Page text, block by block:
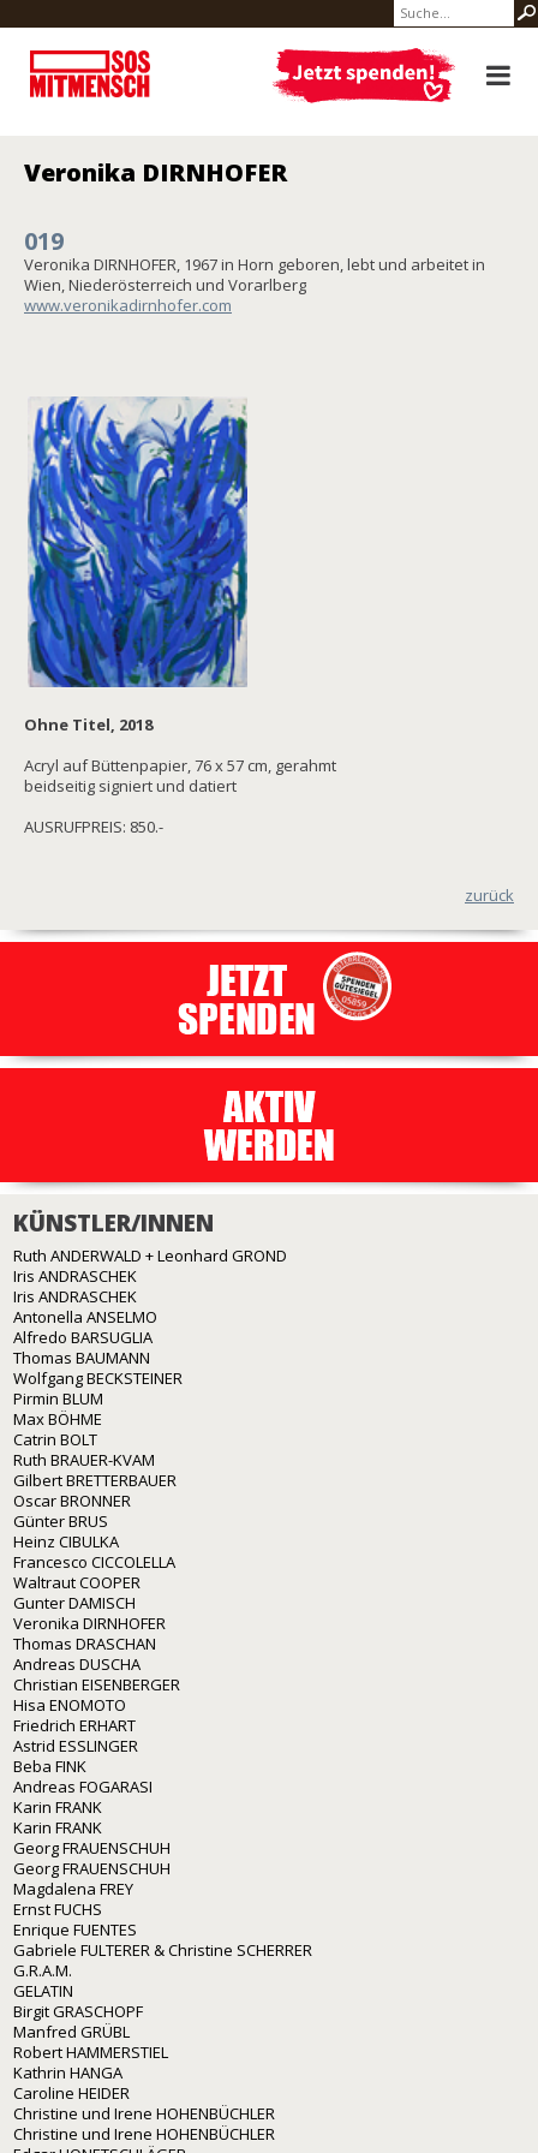
Veronika DIRNHOFER
019
Veronika DIRNHOFER, 1967 in Horn geboren, lebt und arbeitet in
Wien, Niederösterreich und Vorarlberg
www.veronikadirnhofer.com
Ohne Titel, 2018
Acryl auf Büttenpapier, 76 x 57 cm, gerahmt
beidseitig signiert und datiert
AUSRUFPREIS: 850.-
zurück
KÜNSTLER/INNEN
Ruth ANDERWALD + Leonhard GROND
Iris ANDRASCHEK
Iris ANDRASCHEK
Antonella ANSELMO
Alfredo BARSUGLIA
Thomas BAUMANN
Wolfgang BECKSTEINER
Pirmin BLUM
Max BÖHME
Catrin BOLT
Ruth BRAUER-KVAM
Gilbert BRETTERBAUER
Oscar BRONNER
Günter BRUS
Heinz CIBULKA
Francesco CICCOLELLA
Waltraut COOPER
Gunter DAMISCH
Veronika DIRNHOFER
Thomas DRASCHAN
Andreas DUSCHA
Christian EISENBERGER
Hisa ENOMOTO
Friedrich ERHART
Astrid ESSLINGER
Beba FINK
Andreas FOGARASI
Karin FRANK
Karin FRANK
Georg FRAUENSCHUH
Georg FRAUENSCHUH
Magdalena FREY
Ernst FUCHS
Enrique FUENTES
Gabriele FULTERER & Christine SCHERRER
G.R.A.M.
GELATIN
Birgit GRASCHOPF
Manfred GRÜBL
Robert HAMMERSTIEL
Kathrin HANGA
Caroline HEIDER
Christine und Irene HOHENBÜCHLER
Christine und Irene HOHENBÜCHLER